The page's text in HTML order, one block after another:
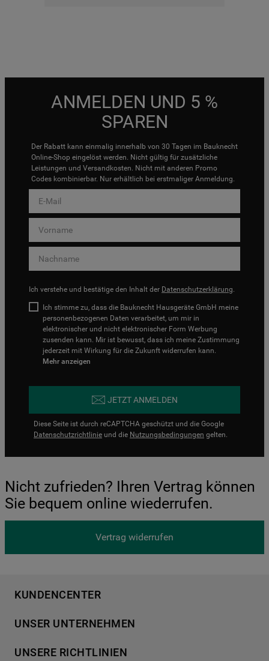
ANMELDEN UND 5 %
SPAREN
Der Rabatt kann einmalig innerhalb von 30 Tagen im Bauknecht
Online-Shop eingelöst werden. Nicht gültig für zusätzliche
Leistungen und Versandkosten. Nicht mit anderen Promo
Codes kombinierbar. Nur erhältlich bei erstmaliger Anmeldung.
Ich verstehe und bestätige den Inhalt der Datenschutzerklärung.
Ich stimme zu, dass die Bauknecht Hausgeräte GmbH meine
personenbezogenen Daten verarbeitet, um mir in
elektronischer und nicht elektronischer Form Werbung
zusenden kann. Mir ist bewusst, dass ich meine Zustimmung
jederzeit mit Wirkung für die Zukunft widerrufen kann.
Mehr anzeigen
JETZT ANMELDEN
Diese Seite ist durch reCAPTCHA geschützt und die Google
Datenschutzrichtlinie und die Nutzungsbedingungen gelten.
Nicht zufrieden? Ihren Vertrag können
Sie bequem online wiederrufen.
Vertrag widerrufen
KUNDENCENTER
Händlersuche
Häufige Fragen
UNSER UNTERNEHMEN
Für Händler
UNSERE RICHTLINIEN